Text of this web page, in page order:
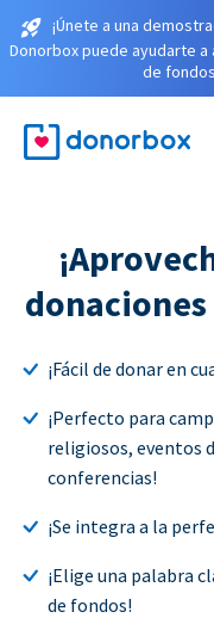
¡Únete a una
Donorbox puede ayudarte
de
donaciones
¡Fácil de donar en
¡Perfecto para
religiosos, eventos
conferencias!
¡Se integra a la
¡Elige una palabra
de fondos!